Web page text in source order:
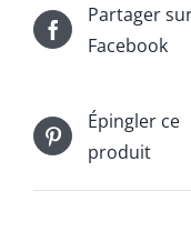
Partager
Facebook
Épingler ce
produit